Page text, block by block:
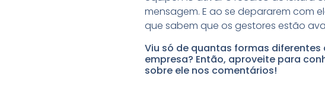
mensagem. E ao se depararem com
que sabem que os gestores estão
Viu só de quantas formas
empresa? Então, aproveite para
sobre ele nos comentários!